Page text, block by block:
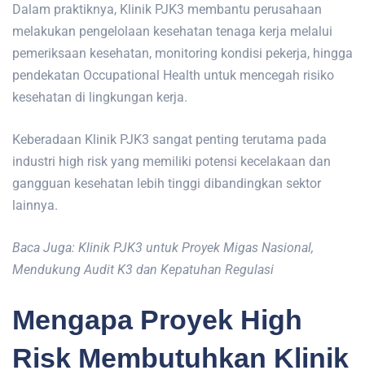
Dalam praktiknya, Klinik PJK3 membantu perusahaan
melakukan pengelolaan kesehatan tenaga kerja melalui
pemeriksaan kesehatan, monitoring kondisi pekerja, hingga
pendekatan Occupational Health untuk mencegah risiko
kesehatan di lingkungan kerja.
Keberadaan Klinik PJK3 sangat penting terutama pada
industri high risk yang memiliki potensi kecelakaan dan
gangguan kesehatan lebih tinggi dibandingkan sektor
lainnya.
Baca Juga: Klinik PJK3 untuk Proyek Migas Nasional,
Mendukung Audit K3 dan Kepatuhan Regulasi
Mengapa Proyek High
Risk Membutuhkan Klinik